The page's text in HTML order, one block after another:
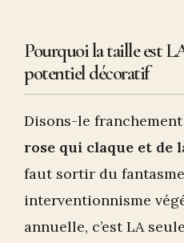
Pourquoi la taille est
potentiel décoratif
Disons-le franchement
rose qui claque et de
faut sortir du
interventionnisme
annuelle, c’est LA